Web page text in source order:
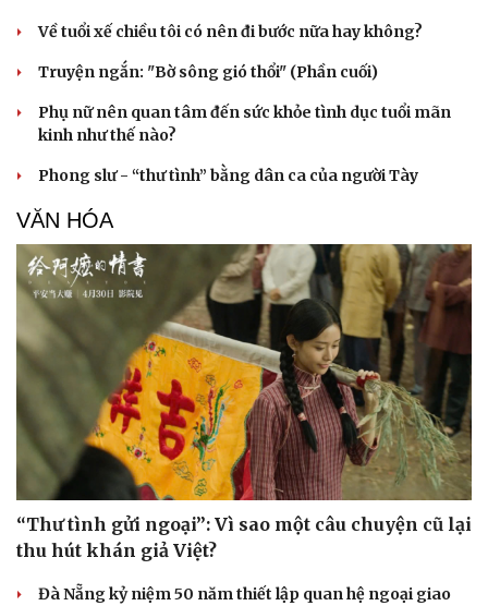
Về tuổi xế chiều tôi có nên đi bước nữa hay không?
Truyện ngắn: "Bờ sông gió thổi" (Phần cuối)
Phụ nữ nên quan tâm đến sức khỏe tình dục tuổi mãn
kinh như thế nào?
Phong slư - “thư tình” bằng dân ca của người Tày
VĂN HÓA
“Thư tình gửi ngoại”: Vì sao một câu chuyện cũ lại
thu hút khán giả Việt?
Đà Nẵng kỷ niệm 50 năm thiết lập quan hệ ngoại giao